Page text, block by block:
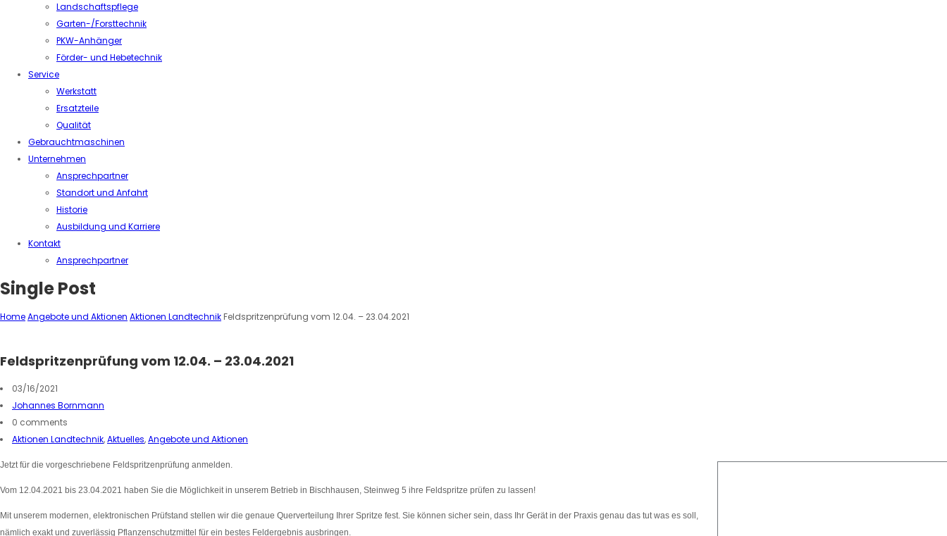
Landschaftspflege
Garten-/Forsttechnik
PKW-Anhänger
Förder- und Hebetechnik
Service
Werkstatt
Ersatzteile
Qualität
Gebrauchtmaschinen
Unternehmen
Ansprechpartner
Standort und Anfahrt
Historie
Ausbildung und Karriere
Kontakt
Ansprechpartner
Single Post
HomeAngebote und Aktionen Aktionen Landtechnik Feldspritzenprüfung vom 12.04. – 23.04.2021
Feldspritzenprüfung vom 12.04. – 23.04.2021
03/16/2021
Johannes Bornmann
0 comments
Aktionen Landtechnik,Aktuelles,Angebote und Aktionen
Jetzt für die vorgeschriebene Feldspritzenprüfung anmelden.
Vom 12.04.2021 bis 23.04.2021 haben Sie die Möglichkeit in unserem Betrieb in Bischhausen, Steinweg 5 ihre Feldspritze prüfen zu lassen!
Mit unserem modernen, elektronischen Prüfstand stellen wir die genaue Querverteilung Ihrer Spritze fest. Sie können sicher sein, dass Ihr Gerät in der Praxis genau das tut was es soll,
nämlich exakt und zuverlässig Pflanzenschutzmittel für ein bestes Feldergebnis ausbringen.